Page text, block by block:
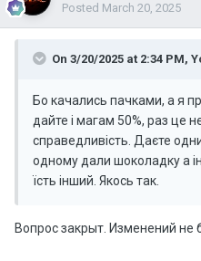
Posted March 20, 2025
On 3/20/2025 at 2:34 PM,
Бо качались пачками, а я
дайте і магам 50%, раз це
справедливість. Даєте
одному дали шоколадку а
їсть інший. Якось так.
Вопрос закрыт. Изменений не